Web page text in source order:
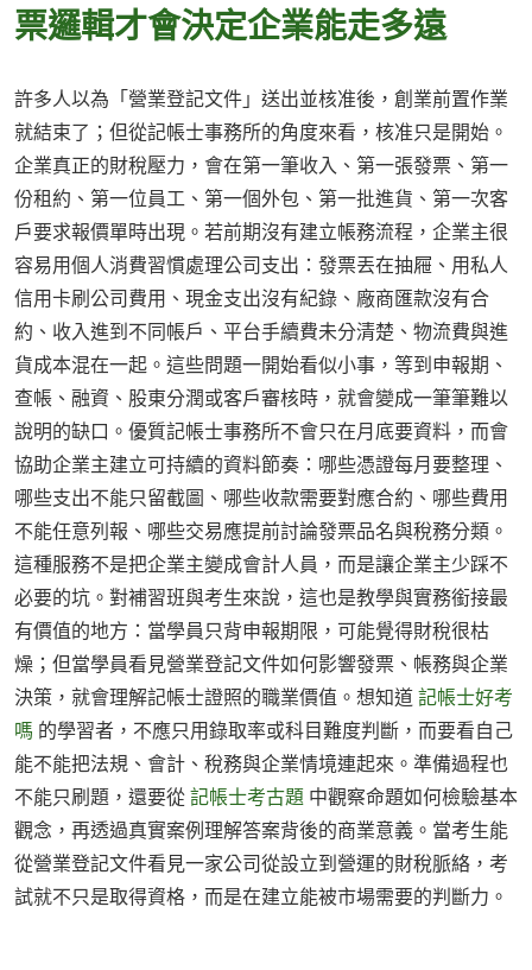
票邏輯才會決定企業能走多遠
許多人以為「營業登記文件」送出並核准後，創業前置作業
就結束了；但從記帳士事務所的角度來看，核准只是開始。
企業真正的財稅壓力，會在第一筆收入、第一張發票、第一
份租約、第一位員工、第一個外包、第一批進貨、第一次客
戶要求報價單時出現。若前期沒有建立帳務流程，企業主很
容易用個人消費習慣處理公司支出：發票丟在抽屜、用私人
信用卡刷公司費用、現金支出沒有紀錄、廠商匯款沒有合
約、收入進到不同帳戶、平台手續費未分清楚、物流費與進
貨成本混在一起。這些問題一開始看似小事，等到申報期、
查帳、融資、股東分潤或客戶審核時，就會變成一筆筆難以
說明的缺口。優質記帳士事務所不會只在月底要資料，而會
協助企業主建立可持續的資料節奏：哪些憑證每月要整理、
哪些支出不能只留截圖、哪些收款需要對應合約、哪些費用
不能任意列報、哪些交易應提前討論發票品名與稅務分類。
這種服務不是把企業主變成會計人員，而是讓企業主少踩不
必要的坑。對補習班與考生來說，這也是教學與實務銜接最
有價值的地方：當學員只背申報期限，可能覺得財稅很枯
燥；但當學員看見營業登記文件如何影響發票、帳務與企業
決策，就會理解記帳士證照的職業價值。想知道記帳士好考
嗎 的學習者，不應只用錄取率或科目難度判斷，而要看自己
能不能把法規、會計、稅務與企業情境連起來。準備過程也
不能只刷題，還要從記帳士考古題 中觀察命題如何檢驗基本
觀念，再透過真實案例理解答案背後的商業意義。當考生能
從營業登記文件看見一家公司從設立到營運的財稅脈絡，考
試就不只是取得資格，而是在建立能被市場需要的判斷力。